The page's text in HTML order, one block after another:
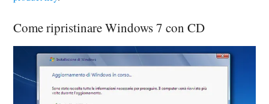
Come ripristinare Windows 7 con CD